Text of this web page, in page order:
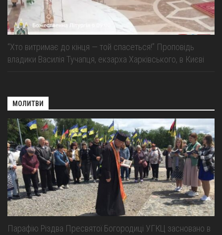
“Хто витримає до кінця — той спасеться!” Проповідь
владики Василія Тучапця, екзарха Харківського, в Києві
МОЛИТВИ
Парафію Різдва Пресвятої Богородиці УГКЦ засновано в